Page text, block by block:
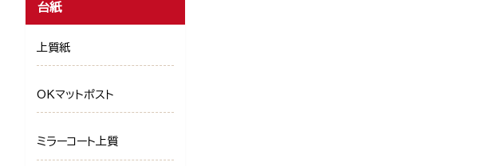
台紙
上質紙
OKマットポスト
ミラーコート上質